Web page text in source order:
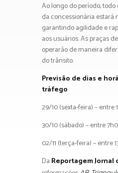
Ao longo do período,
da concessionária estará
garantindo agilidade e
aos usuários. As praças
operarão de maneira
do trânsito.
Previsão de dias e
tráfego
29/10 (sexta-feira) – entre
30/10 (sábado) – entre
02/11 (terça-feira) – entre
Da Reportagem Jornal